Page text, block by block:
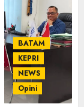
BATAM
KEPRI
NEWS
Opini